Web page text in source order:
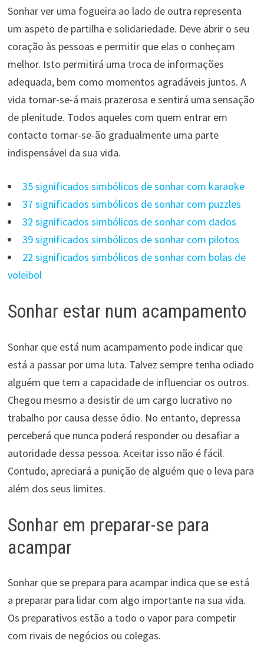
Sonhar ver uma fogueira ao lado de outra representa
um aspeto de partilha e solidariedade. Deve abrir o seu
coração às pessoas e permitir que elas o conheçam
melhor. Isto permitirá uma troca de informações
adequada, bem como momentos agradáveis ​​juntos. A
vida tornar-se-á mais prazerosa e sentirá uma sensação
de plenitude. Todos aqueles com quem entrar em
contacto tornar-se-ão gradualmente uma parte
indispensável da sua vida.
35 significados simbólicos de sonhar com karaoke
37 significados simbólicos de sonhar com puzzles
32 significados simbólicos de sonhar com dados
39 significados simbólicos de sonhar com pilotos
22 significados simbólicos de sonhar com bolas de
voleibol
Sonhar estar num acampamento
Sonhar que está num acampamento pode indicar que
está a passar por uma luta. Talvez sempre tenha odiado
alguém que tem a capacidade de influenciar os outros.
Chegou mesmo a desistir de um cargo lucrativo no
trabalho por causa desse ódio. No entanto, depressa
perceberá que nunca poderá responder ou desafiar a
autoridade dessa pessoa. Aceitar isso não é fácil.
Contudo, apreciará a punição de alguém que o leva para
além dos seus limites.
Sonhar em preparar-se para
acampar
Sonhar que se prepara para acampar indica que se está
a preparar para lidar com algo importante na sua vida.
Os preparativos estão a todo o vapor para competir
com rivais de negócios ou colegas.